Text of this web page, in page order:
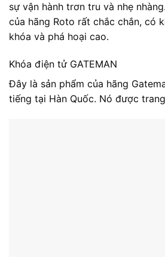
sự vận hành trơn tru và nhẹ
của hãng Roto rất chắc chắn, có
khóa và phá hoại cao.
Khóa điện tử GATEMAN
Đây là sản phẩm của hãng
tiếng tại Hàn Quốc. Nó được